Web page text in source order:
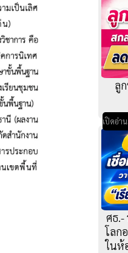
ลู
เปิดอ่า
ศธ.-
โลก
ในห้